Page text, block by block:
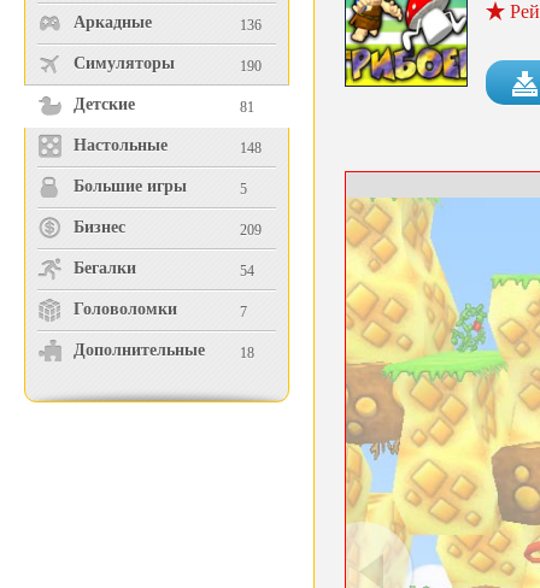
Аркадные 136
Симуляторы 190
Детские 81
Настольные 148
Большие игры 5
Бизнес 209
Бегалки 54
Головоломки 7
Дополнительные 18